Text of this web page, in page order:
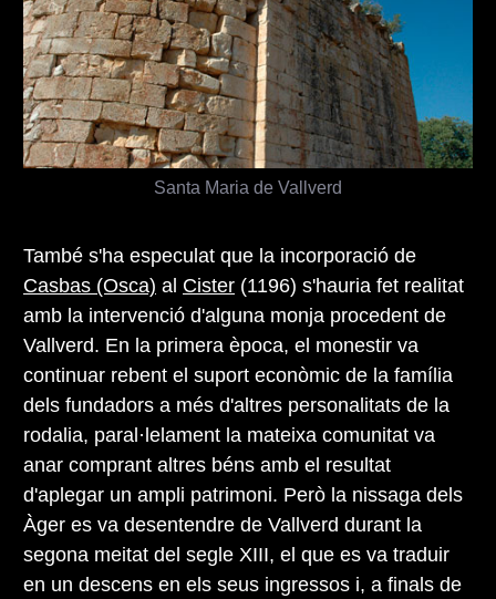
Santa Maria de Vallverd
També s'ha especulat que la incorporació de
Casbas (Osca) al Cister (1196) s'hauria fet realitat
amb la intervenció d'alguna monja procedent de
Vallverd. En la primera època, el monestir va
continuar rebent el suport econòmic de la família
dels fundadors a més d'altres personalitats de la
rodalia, paral·lelament la mateixa comunitat va
anar comprant altres béns amb el resultat
d'aplegar un ampli patrimoni. Però la nissaga dels
Àger es va desentendre de Vallverd durant la
segona meitat del segle XIII, el que es va traduir
en un descens en els seus ingressos i, a finals de